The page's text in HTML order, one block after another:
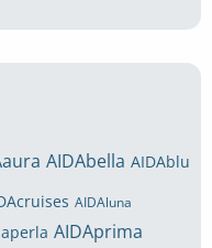
AIDAbella AIDAblu
AIDAluna
AIDAprima